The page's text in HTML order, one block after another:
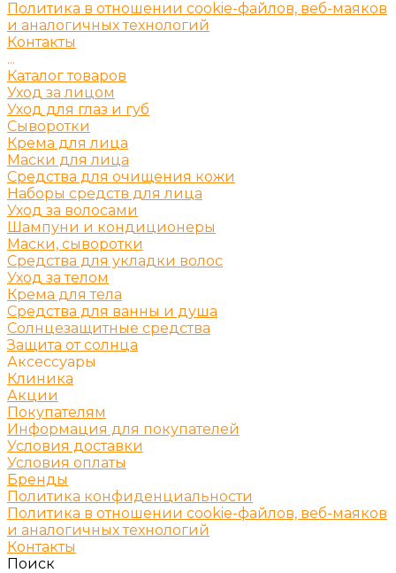
Политика в отношении cookie-файлов, веб-маяков
и аналогичных технологий
Контакты
...
Каталог товаров
Уход за лицом
Уход для глаз и губ
Сыворотки
Крема для лица
Маски для лица
Средства для очищения кожи
Наборы средств для лица
Уход за волосами
Шампуни и кондиционеры
Маски, сыворотки
Средства для укладки волос
Уход за телом
Крема для тела
Средства для ванны и душа
Солнцезащитные средства
Защита от солнца
Аксессуары
Клиника
Акции
Покупателям
Информация для покупателей
Условия доставки
Условия оплаты
Бренды
Политика конфиденциальности
Политика в отношении cookie-файлов, веб-маяков
и аналогичных технологий
Контакты
Поиск